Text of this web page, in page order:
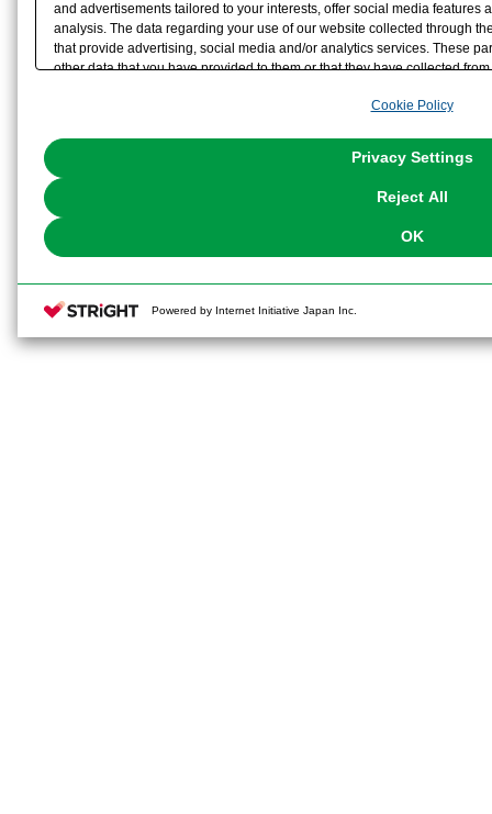
and advertisements tailored to your interests, offer social media features
analysis. The data regarding your use of our website collected through
that provide advertising, social media and/or analytics services. These
other data that you have provided to them or that they have collected
the use of all Cookies except for Strictly Necessary Cookies, please
Cookie Policy
Privacy Settings
Reject All
OK
Powered by Internet Initiative Japan Inc.